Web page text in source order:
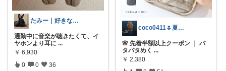
たみー｜好きなもの暮らし
通勤中に音楽が聴きたくて、イ
ヤホンより耳に ...
￥ 6,930
0 0 36
coco0411🌷夏グッズ色々🌻
🌸 先着半額以上クーポン ｜ パ
タパタめく ...
￥ 2,380